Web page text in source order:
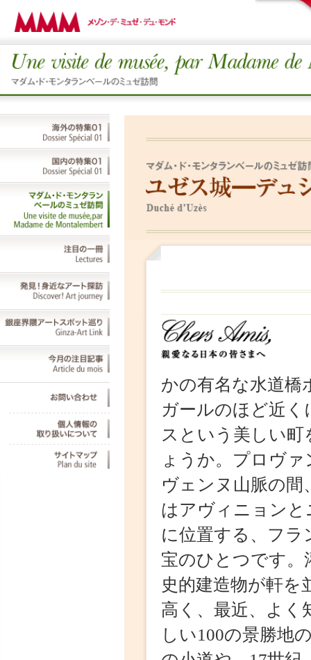
かの有名な水道橋
ガールのほど近く
スという美しい町
ょうか。プロヴァ
ヴェンヌ山脈の間
はアヴィニョンと
に位置する、フラ
宝のひとつです。
史的建造物が軒を
高く、最近、よく
しい100の景勝地の
の小道や、17世紀
豊かな文化財と美